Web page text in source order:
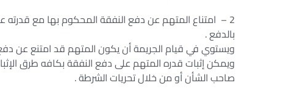
2 – امتناع المتهم عن دفع النفقة المحكوم بها مع قدرته
بالدفع .
ويستوي في قيام الجريمة أن يكون المتهم قد امتنع عن
ويمكن إثبات قدره المتهم على دفع النفقة بكافه طرق
صاحب الشأن أو من خلال تحريات الشرطة .